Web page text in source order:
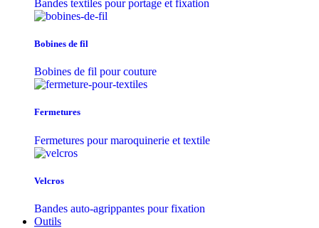
Bandes textiles pour portage et fixation
Bobines de fil
Bobines de fil pour couture
Fermetures
Fermetures pour maroquinerie et textile
Velcros
Bandes auto-agrippantes pour fixation
Outils